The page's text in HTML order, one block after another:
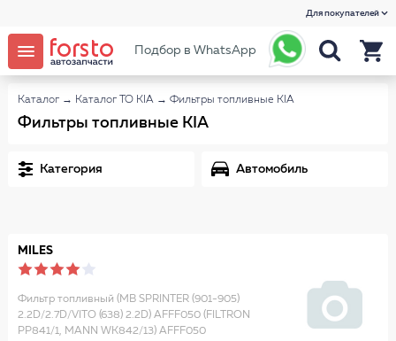
Для покупателей
Подбор в WhatsApp
Каталог → Каталог ТО KIA → Фильтры топливные KIA
Фильтры топливные KIA
Категория Автомобиль
MILES
Фильтр топливный (MB SPRINTER (901-905)
2.2D/2.7D/VITO (638) 2.2D) AFFF050 (FILTRON
PP841/1, MANN WK842/13) AFFF050